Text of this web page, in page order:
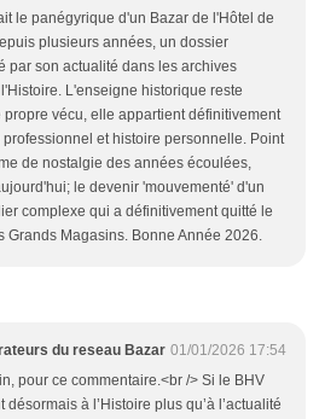
le panégyrique d'un Bazar de l'Hôtel de
plusieurs années, un dossier
par son actualité dans les archives
L'enseigne historique reste
propre vécu, elle appartient définitivement
et histoire personnelle. Point
de nostalgie des années écoulées,
le devenir 'mouvementé' d'un
complexe qui a définitivement quitté le
Grands Magasins. Bonne Année 2026.
du reseau Bazar 01/01/2026 17:54
pour ce commentaire.<br /> Si le BHV
désormais à l’Histoire plus qu’à l’actualité